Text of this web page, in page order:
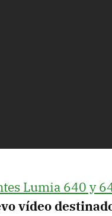
Lumia 640 y
vídeo